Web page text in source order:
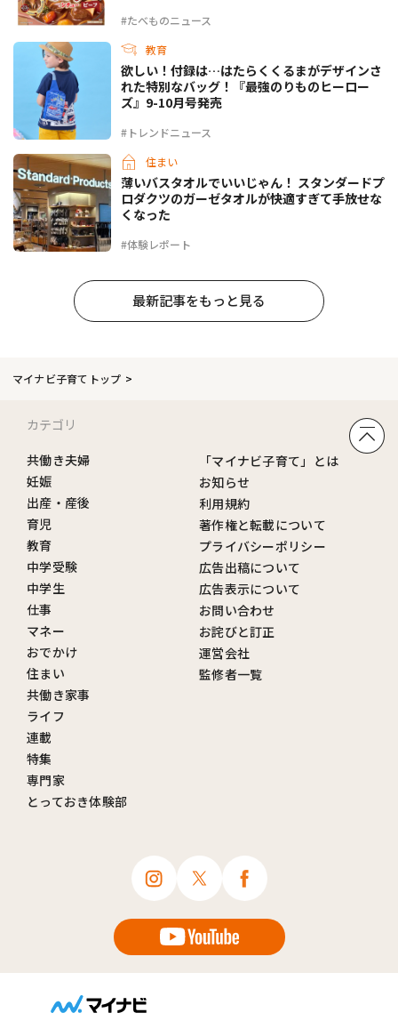
#たべものニュース
教育
#トレンドニュース
欲しい！付録は…はたらくくるまがデザインさ
れた特別なバッグ！『最強のりものヒーロー
ズ』9-10月号発売
住まい
#体験レポート
薄いバスタオルでいいじゃん！ スタンダードプ
ロダクツのガーゼタオルが快適すぎて手放せな
くなった
最新記事をもっと見る
マイナビ子育てトップ
カテゴリ
共働き夫婦
妊娠
出産・産後
育児
教育
中学受験
中学生
仕事
マネー
おでかけ
住まい
共働き家事
ライフ
連載
特集
専門家
とっておき体験部
「マイナビ子育て」とは
お知らせ
利用規約
著作権と転載について
プライバシーポリシー
広告出稿について
広告表示について
お問い合わせ
お詫びと訂正
運営会社
監修者一覧